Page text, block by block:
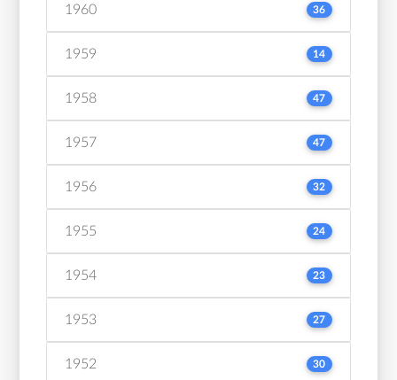
1960 36
1959 14
1958 47
1957 47
1956 32
1955 24
1954 23
1953 27
1952 30